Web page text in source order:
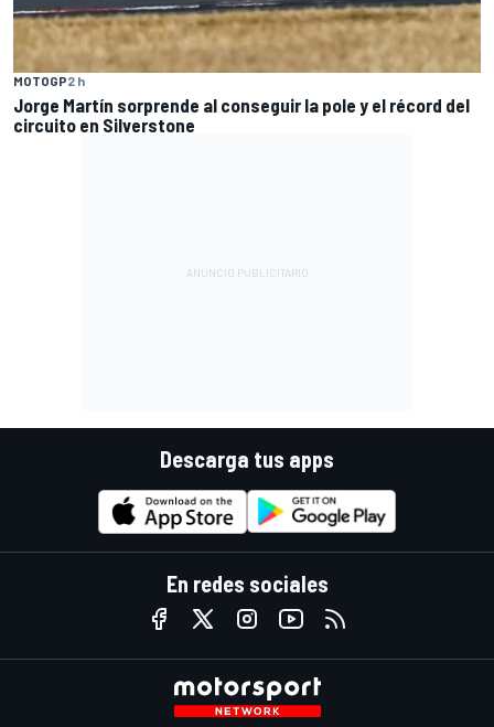
MOTOGP2 h
Jorge Martín sorprende al conseguir la pole y el récord del
circuito en Silverstone
Descarga tus apps
En redes sociales